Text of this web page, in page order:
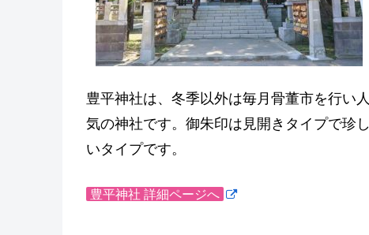
豊平神社は、冬季以外は毎月骨董市を行い人
気の神社です。御朱印は見開きタイプで珍し
いタイプです。
豊平神社 詳細ページへ